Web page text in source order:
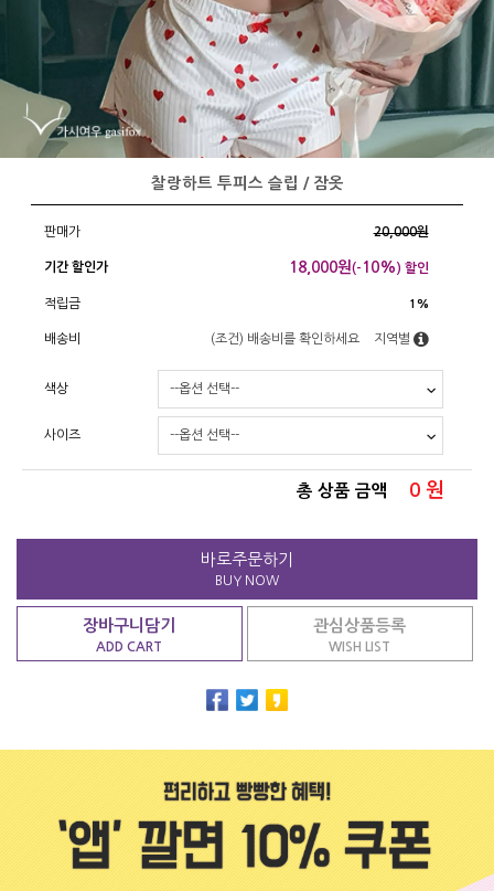
찰랑하트 투피스 슬립 / 잠옷
판매가 20,000원
기간 할인가 18,000원(- 10%) 할인
적립금 1%
배송비 (조건) 배송비를 확인하세요 지역별
색상
사이즈
총 상품 금액 0 원
바로주문하기
BUY NOW
장바구니담기
ADD CART
관심상품등록
WISH LIST